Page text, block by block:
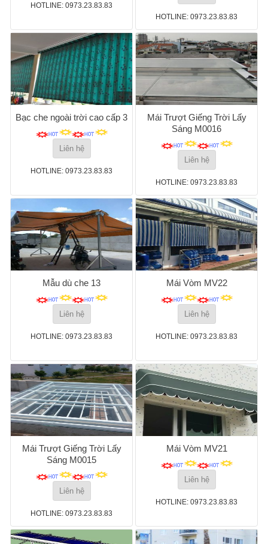
HOTLINE: 0973.23.83.83
HOTLINE: 0973.23.83.83
Bạc che ngoài trời cao cấp 3
Liên hệ
HOTLINE: 0973.23.83.83
Mái Trượt Giếng Trời Lấy
Sáng M0016
Liên hệ
HOTLINE: 0973.23.83.83
Mẫu dù che 13
Liên hệ
HOTLINE: 0973.23.83.83
Mái Vòm MV22
Liên hệ
HOTLINE: 0973.23.83.83
Mái Trượt Giếng Trời Lấy
Sáng M0015
Liên hệ
HOTLINE: 0973.23.83.83
Mái Vòm MV21
Liên hệ
HOTLINE: 0973.23.83.83